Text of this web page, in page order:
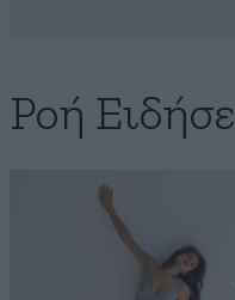
Ροή